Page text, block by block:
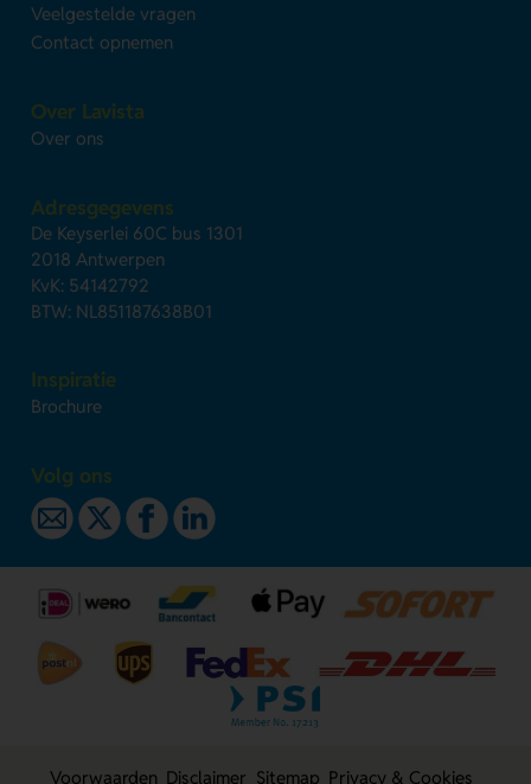
Veelgestelde vragen
Contact opnemen
Over Lavista
Over ons
Adresgegevens
De Keyserlei 60C bus 1301
2018 Antwerpen
KvK: 54142792
BTW: NL851187638B01
Inspiratie
Brochure
Volg ons
Voorwaarden Disclaimer Sitemap Privacy & Cookies